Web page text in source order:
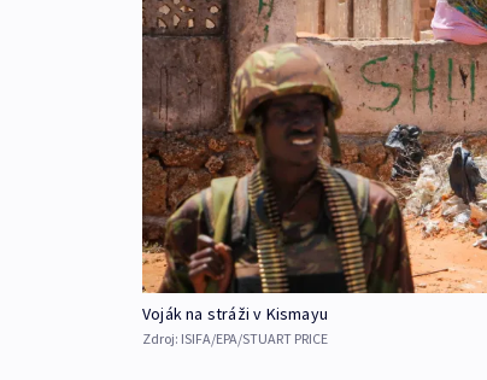
Voják na stráži v Kismayu
Zdroj: ISIFA/EPA/STUART PRICE